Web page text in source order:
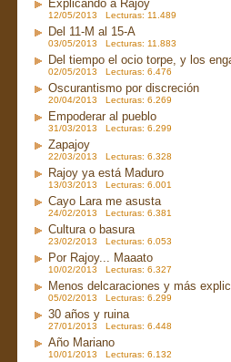
Explicando a Rajoy
12/05/2013 Lecturas: 11.489
Del 11-M al 15-A
03/05/2013 Lecturas: 11.883
Del tiempo el ocio torpe, y los
02/05/2013 Lecturas: 6.476
Oscurantismo por discreción
20/04/2013 Lecturas: 6.269
Empoderar al pueblo
31/03/2013 Lecturas: 6.299
Zapajoy
22/03/2013 Lecturas: 6.328
Rajoy ya está Maduro
13/03/2013 Lecturas: 6.001
Cayo Lara me asusta
24/02/2013 Lecturas: 6.381
Cultura o basura
23/02/2013 Lecturas: 6.053
Por Rajoy... Maaato
10/02/2013 Lecturas: 6.327
Menos delcaraciones y más
05/02/2013 Lecturas: 6.299
30 años y ruina
27/01/2013 Lecturas: 6.448
Año Mariano
10/01/2013 Lecturas: 6.132